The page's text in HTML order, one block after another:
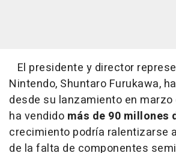
El presidente y director
Nintendo, Shuntaro Furukawa,
desde su lanzamiento en marzo
ha vendido más de 90 millones
crecimiento podría ralentizarse
de la falta de componentes